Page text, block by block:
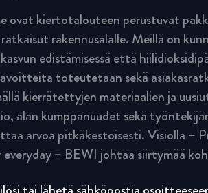
ovat kiertotalouteen perustuvat
rakennusalalle. Meillä on
edistämisessä että
toteutetaan sekä
kierrätettyjen materiaalien ja
alan kumppanuudet sekä
arvoa pitkäkestoisesti. Visiolla –
– BEWI johtaa siirtymää